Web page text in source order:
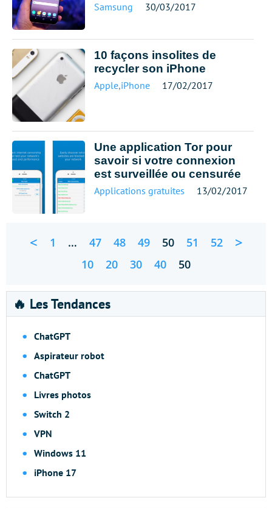
Samsung 30/03/2017
10 façons insolites de
recycler son iPhone
Apple,iPhone 17/02/2017
Une application Tor pour
savoir si votre connexion
est surveillée ou censurée
Applications gratuites 13/02/2017
< 1 … 47 48 49 50 51 52 >
10 20 30 40 50
🔥 Les Tendances
ChatGPT
Aspirateur robot
ChatGPT
Livres photos
Switch 2
VPN
Windows 11
iPhone 17